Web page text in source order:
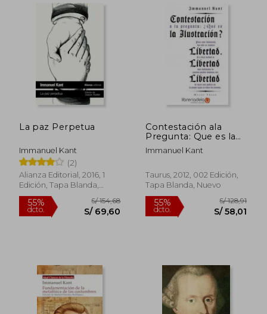
dcto. S/ 108,50 dcto.
La paz Perpetua
Immanuel Kant
(2)
Alianza Editorial, 2016, 1
Edición, Tapa Blanda,
Nuevo
Contestación ala
Pregunta: Que es la
Ilustración?
Immanuel Kant
Taurus, 2012, 002 Edición,
Tapa Blanda, Nuevo